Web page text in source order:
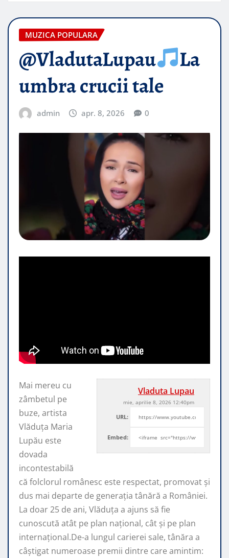
MUZICA POPULARA
@VladutaLupau
La
umbra crucii tale
admin apr. 8, 2026 0
Vladuta Lupau
mie, aprilie 8, 2026 12:40pm
URL:
Embed:
Mai mereu cu
zâmbetul pe
buze, artista
Vlăduța Maria
Lupău este
dovada
incontestabilă
că folclorul românesc este respectat, promovat şi
dus mai departe de generaţia tânără a României.
La doar 25 de ani, Vlăduța a ajuns să fie
cunoscută atât pe plan naţional, cât şi pe plan
internaţional.De-a lungul carierei sale, tânăra a
câştigat numeroase premii dintre care amintim: